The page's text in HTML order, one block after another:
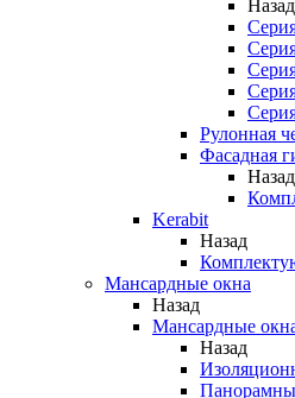
Назад
Рулонная
Фасадная
Назад
Kerabit
Назад
Мансардные окна
Назад
Мансардные
Назад